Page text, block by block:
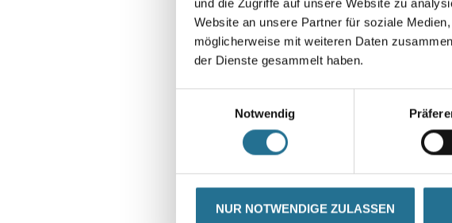
und die Zugriffe auf unsere Website zu
Website an unsere Partner für soziale
möglicherweise mit weiteren Daten
der Dienste gesammelt haben.
Notwendig
NUR NOTWENDIGE ZULASSEN